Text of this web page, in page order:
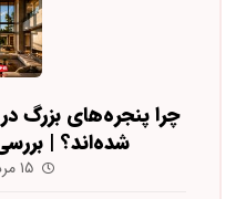
چرا پنجره‌های بزرگ
شده‌اند؟ |
۱۵ مرداد ۱۴۰۵